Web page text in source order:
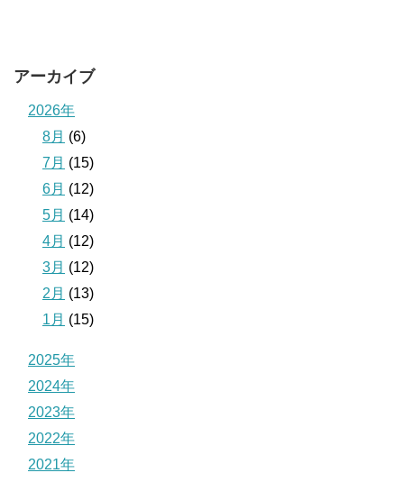
アーカイブ
2026年
8月 (6)
7月 (15)
6月 (12)
5月 (14)
4月 (12)
3月 (12)
2月 (13)
1月 (15)
2025年
2024年
2023年
2022年
2021年